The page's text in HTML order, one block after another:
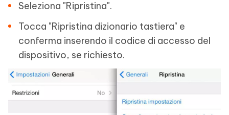
Seleziona "Ripristina".
Tocca "Ripristina dizionario tastiera" e
conferma inserendo il codice di accesso del
dispositivo, se richiesto.